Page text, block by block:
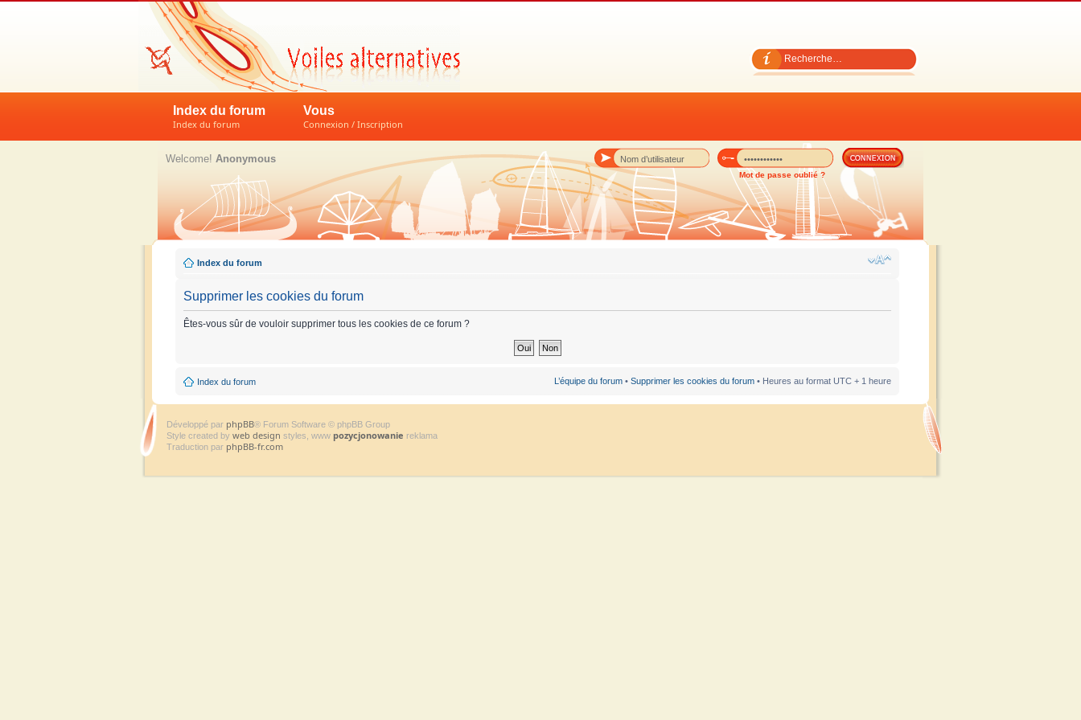
Index du forum
Index du forum
Vous
Connexion / Inscription
Mot de passe oublié ?
Welcome! Anonymous
Index du forum
Supprimer les cookies du forum
Êtes-vous sûr de vouloir supprimer tous les cookies de ce forum ?
Index du forum L’équipe du forum • Supprimer les cookies du forum • Heures au format UTC + 1 heure
Développé par phpBB® Forum Software © phpBB Group
Style created by web design styles, www pozycjonowanie reklama
Traduction par phpBB-fr.com